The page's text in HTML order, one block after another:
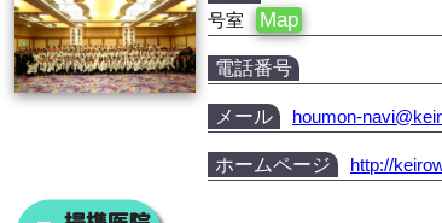
号室
Map
電話番号
メール houmon-
ホームページ http://